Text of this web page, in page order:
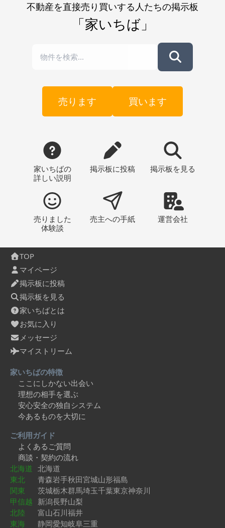
不動産を直接売り買いする人たちの掲示板
「家いちば」
売ります 買います
家いちばの
詳しい説明
掲示板に投稿 掲示板 を見る
売りました
体験談
売主への手紙 運営会社
TOP
マイページ
掲示板に投稿
掲示板を見る
家いちばとは
お気に入り
メッセージ
マイストリーム
家いちばの特徴
ここにしかない出会い
理想の相手を選ぶ
安心安全の独自システム
今あるものを大切に
ご利用ガイド
よくあるご質問
商談・契約の流れ
北海道 北海道
東北
青森岩手秋田宮城山形福島
関東
茨城栃木群馬埼玉千葉東京神奈川
甲信越 新潟長野山梨
北陸
富山石川福井
東海
静岡愛知岐阜三重